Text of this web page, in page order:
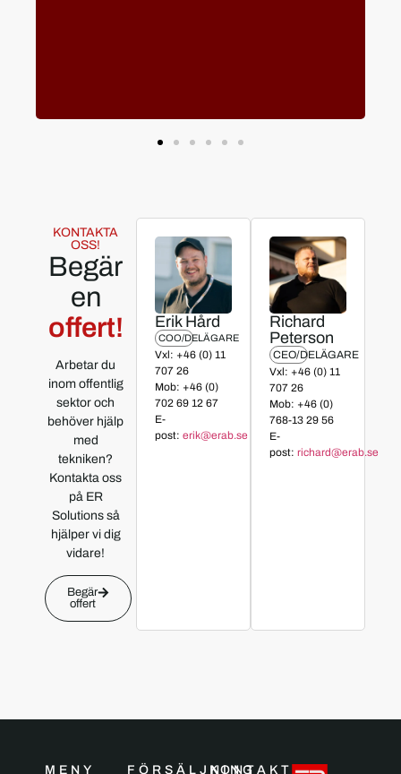
KONTAKTA
OSS!
Begär
en
offert!
Arbetar du
inom offentlig
sektor och
behöver hjälp
med
tekniken?
Kontakta oss
på ER
Solutions så
hjälper vi dig
vidare!
Begär
offert
Erik Hård
COO/DELÄGARE
Vxl: +46 (0) 11
707 26
Mob: +46 (0)
702 69 12 67
E-
post: erik@erab.se
Richard
Peterson
CEO/DELÄGARE
Vxl: +46 (0) 11
707 26
Mob: +46 (0)
768-13 29 56
E-
post: richard@erab.se
MENY FÖRSÄLJNING
KONTAKT